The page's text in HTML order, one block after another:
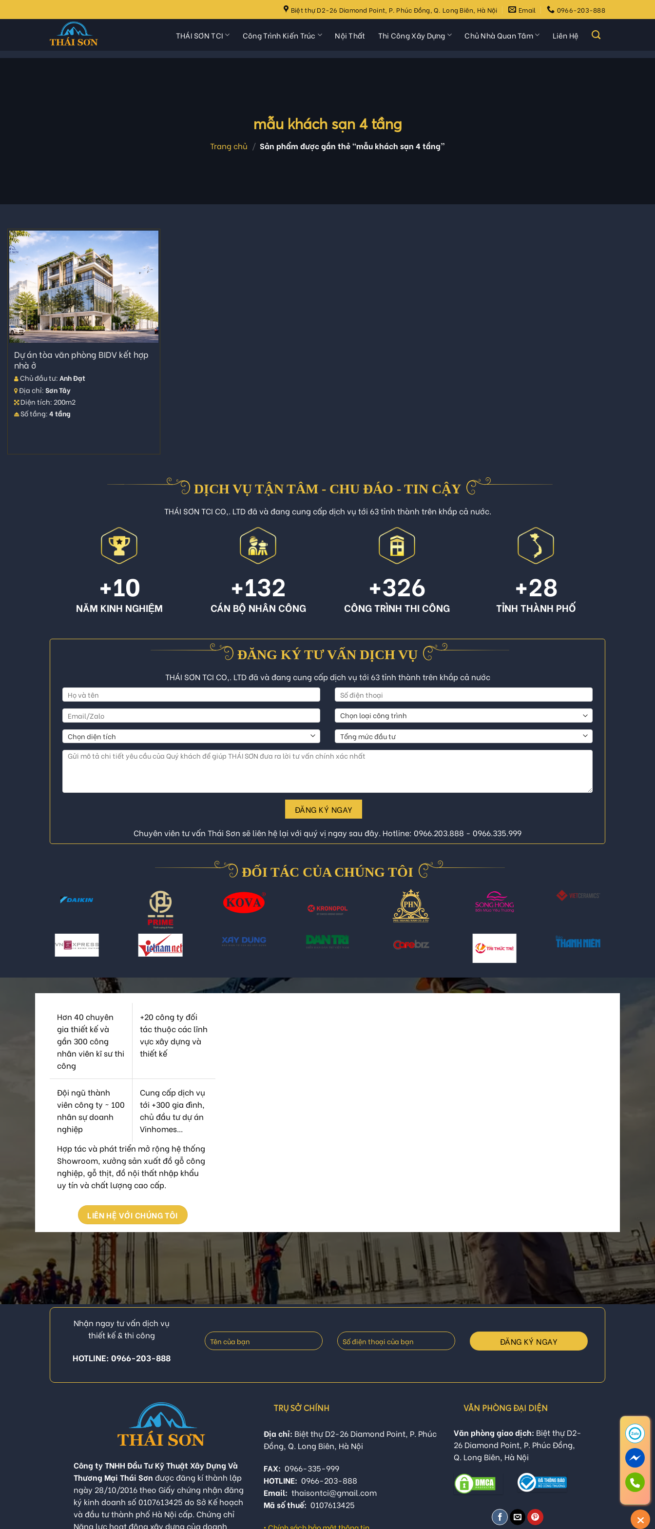
to
Biệt thự D2-26 Diamond Point, P. Phúc Đồng, Q. Long Biên, Hà Nội Email 0966-203-888
THÁI SƠN TCI Công Trình Kiến Trúc Nội Thất Thi Công Xây Dựng Chủ Nhà Quan Tâm Liên Hệ
mẫu khách sạn 4 tầng
Trang chủ / Sản phẩm được gắn thẻ “mẫu khách sạn 4 tầng”
Dự án tòa văn phòng BIDV kết hợp
nhà ở
Chủ đầu tư:Anh Đạt
Địa chỉ:Sơn Tây
Diện tích: 200m2
Số tầng:4 tầng
DỊCH VỤ TẬN TÂM - CHU ĐÁO - TIN CẬY
THÁI SƠN TCI CO,. LTD đã và đang cung cấp dịch vụ tới 63 tỉnh thành trên khắp cả nước.
+10
NĂM KINH NGHIỆM
+132
CÁN BỘ NHÂN CÔNG
+326
CÔNG TRÌNH THI CÔNG
+28
TỈNH THÀNH PHỐ
ĐĂNG KÝ TƯ VẤN DỊCH VỤ
THÁI SƠN TCI CO,. LTD đã và đang cung cấp dịch vụ tới 63 tỉnh thành trên khắp cả nước
ĐĂNG KÝ NGAY
Chuyên viên tư vấn Thái Sơn sẽ liên hệ lại với quý vị ngay sau đây. Hotline: 0966.203.888 - 0966.335.999
ĐỐI TÁC CỦA CHÚNG TÔI
Hơn 40 chuyên
gia thiết kế và
gần 300 công
nhân viên kĩ sư thi
công
+20 công ty đối
tác thuộc các lĩnh
vực xây dựng và
thiết kế
Đội ngũ thành
viên công ty ~ 100
nhân sự doanh
nghiệp
Cung cấp dịch vụ
tới +300 gia đình,
chủ đầu tư dự án
Vinhomes...
Hợp tác và phát triển mở rộng hệ thống
Showroom, xưởng sản xuất đồ gỗ công
nghiệp, gỗ thịt, đồ nội thất nhập khẩu
uy tín và chất lượng cao cấp.
LIÊN HỆ VỚI CHÚNG TÔI
Nhận ngay tư vấn dịch vụ
thiết kế & thi công
HOTLINE: 0966-203-888
Công ty TNHH Đầu Tư Kỹ Thuật Xây Dựng Và
Thương Mại Thái Sơn được đăng kí thành lập
ngày 28/10/2016 theo Giấy chứng nhận đăng
ký kinh doanh số 0107613425 do Sở Kế hoạch
và đầu tư thành phố Hà Nội cấp. Chứng chỉ
Năng lực hoạt động xây dựng của doanh
TRỤ SỞ CHÍNH
Địa chỉ: Biệt thự D2-26 Diamond Point, P. Phúc
Đồng, Q. Long Biên, Hà Nội
FAX: 0966-335-999
HOTLINE: 0966-203-888
Email: thaisontci@gmail.com
Mã số thuế: 0107613425
VĂN PHÒNG ĐẠI DIỆN
Văn phòng giao dịch: Biệt thự D2-
26 Diamond Point, P. Phúc Đồng,
Q. Long Biên, Hà Nội